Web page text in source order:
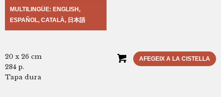
MULTILINGÜE: ENGLISH,
ESPAÑOL, CATALÀ, 日本語
20 x 26 cm
284 p.
Tapa dura
AFEGEIX A LA CISTELLA